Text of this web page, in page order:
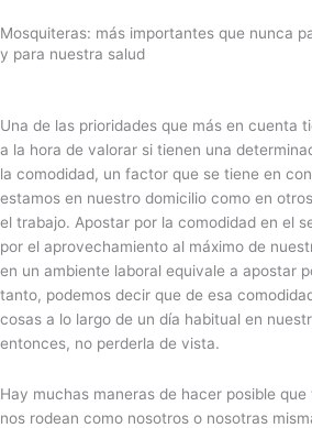
Mosquiteras: más importantes que nunca
y para nuestra salud
Una de las prioridades que más en cuenta
a la hora de valorar si tienen una
la comodidad, un factor que se tiene en
estamos en nuestro domicilio como en
el trabajo. Apostar por la comodidad en el
por el aprovechamiento al máximo de
en un ambiente laboral equivale a apostar
tanto, podemos decir que de esa
cosas a lo largo de un día habitual en
entonces, no perderla de vista.
Hay muchas maneras de hacer posible
nos rodean como nosotros o nosotras